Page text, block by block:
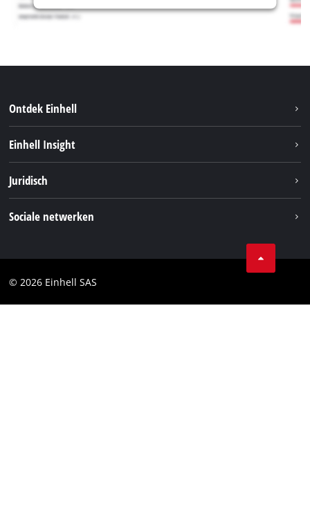
Ontdek Einhell
Service
Einhell Insight
Carrière
Juridisch
Compliance
Sociale netwerken
Youtube
© 2026 Einhell SAS